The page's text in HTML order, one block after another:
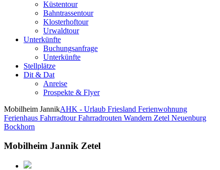
Küstentour
Bahntrassentour
Klosterhoftour
Urwaldtour
Unterkünfte
Buchungsanfrage
Unterkünfte
Stellplätze
Dit & Dat
Anreise
Prospekte & Flyer
Mobilheim JannikAHK - Urlaub Friesland Ferienwohnung
Ferienhaus Fahrradtour Fahrradrouten Wandern Zetel Neuenburg
Bockhorn
Mobilheim Jannik Zetel